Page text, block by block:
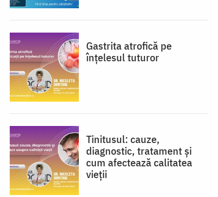
Gastrita atrofică pe
înțelesul tuturor
Tinitusul: cauze,
diagnostic, tratament și
cum afectează calitatea
vieții